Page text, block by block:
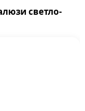
светло-